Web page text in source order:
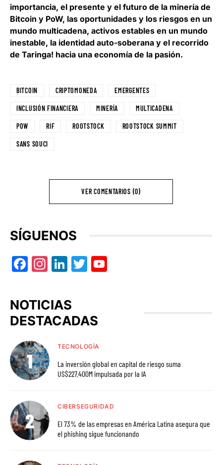
importancia, el presente y el futuro de la minería de
Bitcoin y PoW, las oportunidades y los riesgos en un
mundo multicadena, activos estables en un mundo
inestable, la identidad auto-soberana y el recorrido
de Taringa! hacia una economía de la pasión.
BITCOIN CRIPTOMONEDA EMERGENTES
INCLUSIÓN FINANCIERA MINERÍA MULTICADENA
POW RIF ROOTSTOCK ROOTSTOCK SUMMIT
SANS SOUCI
VER COMENTARIOS (0)
SÍGUENOS
Facebook
Instagram
LinkedIn
Twitter
NOTICIAS
DESTACADAS
TECNOLOGÍA
La inversión global en capital de riesgo suma
US$227.400M impulsada por la IA
CIBERSEGURIDAD
El 73% de las empresas en América Latina asegura que
el phishing sigue funcionando